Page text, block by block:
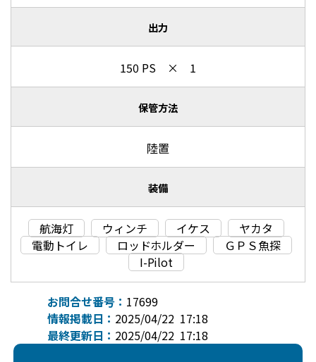
出力
150 PS × 1
保管方法
陸置
装備
航海灯 ウィンチ イケス
ヤカタ
電動トイレ
ロッドホルダー
ＧＰＳ魚探
I-Pilot
お問合せ番号： 17699
情報掲載日： 2025/04/22 17:18
最終更新日： 2025/04/22 17:18